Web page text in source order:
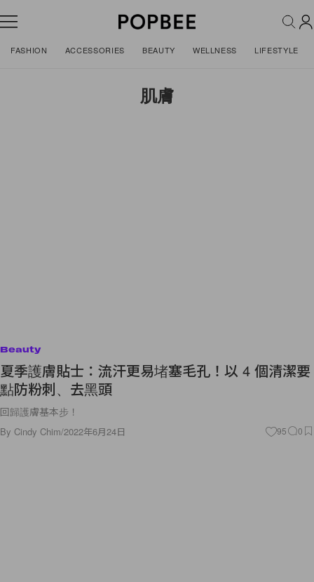
FASHION ACCESSORIES BEAUTY WELLNESS LIFESTYLE
肌膚
Beauty
夏季護膚貼士：流汗更易堵塞毛孔！以 4 個清潔要
點防粉刺、去黑頭
回歸護膚基本步！
By Cindy Chim/2022年6月24日 95 0